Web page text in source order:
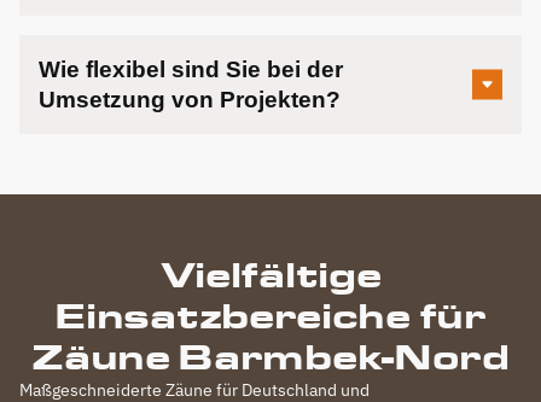
Wie flexibel sind Sie bei der
Umsetzung von Projekten?
Vielfältige
Einsatzbereiche für
Zäune Barmbek-Nord
Maßgeschneiderte Zäune für Deutschland und